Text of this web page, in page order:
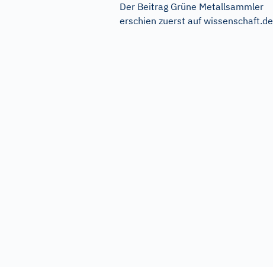
Der Beitrag Grüne Metallsammler
erschien zuerst auf wissenschaft.de